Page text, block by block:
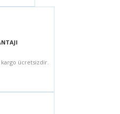
ücretsizdir.